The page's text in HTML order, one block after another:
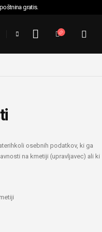
poštnina gratis.
osebnih podatkov, ki ga
na kmetiji (upravljavec) ali ki